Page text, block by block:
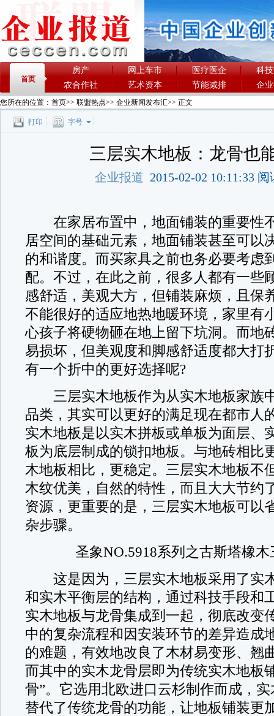
首页
房产 网上车市 医疗医企
科
农合作社
艺术资本 节能减排 企
您所在的位置： 首页>> 联盟热点>> 企业新闻发布汇>> 正文
打印 字号
三层实木地板：龙骨也
企业报道 2015-02-02 10:11:33
在家居布置中，地面铺装的重要性
居空间的基础元素，地面铺装甚至可以
的和谐度。而买家具之前也务必要考虑
配。不过，在此之前，很多人都有一些
感舒适，美观大方，但铺装麻烦，且保
不能很好的适应地热地暖环境，家里有
心孩子将硬物砸在地上留下坑洞。而地
易损坏，但美观度和脚感舒适度都大打
有一个折中的更好选择呢?
三层实木地板作为从实木地板家族
品类，其实可以更好的满足现在都市人
实木地板是以实木拼板或单板为面层、
板为底层制成的锁扣地板。与地砖相比
木地板相比，更稳定。三层实木地板不
木纹优美，自然的特性，而且大大节约
资源，更重要的是，三层实木地板可以
杂步骤。
圣象NO.5918系列之古斯塔橡木
这是因为，三层实木地板采用了实
和实木平衡层的结构，通过科技手段和
实木地板与龙骨集成到一起，彻底改变
中的复杂流程和因安装环节的差异造成
的难题，有效地改良了木材易变形、翘
而其中的实木龙骨层即为传统实木地板
骨”。它选用北欧进口云杉制作而成，
替代了传统龙骨的功能，让地板铺装更